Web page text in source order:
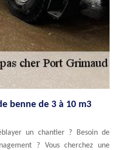
benne de 3 à 10 m3
un chantier ? Besoin de
? Vous cherchez une